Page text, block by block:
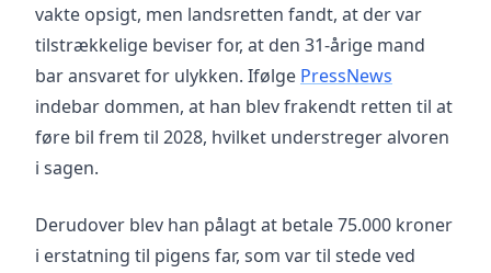
vakte opsigt, men landsretten fandt, at der var
tilstrækkelige beviser for, at den 31-årige mand
bar ansvaret for ulykken. Ifølge PressNews
indebar dommen, at han blev frakendt retten til at
føre bil frem til 2028, hvilket understreger alvoren
i sagen.
Derudover blev han pålagt at betale 75.000 kroner
i erstatning til pigens far, som var til stede ved